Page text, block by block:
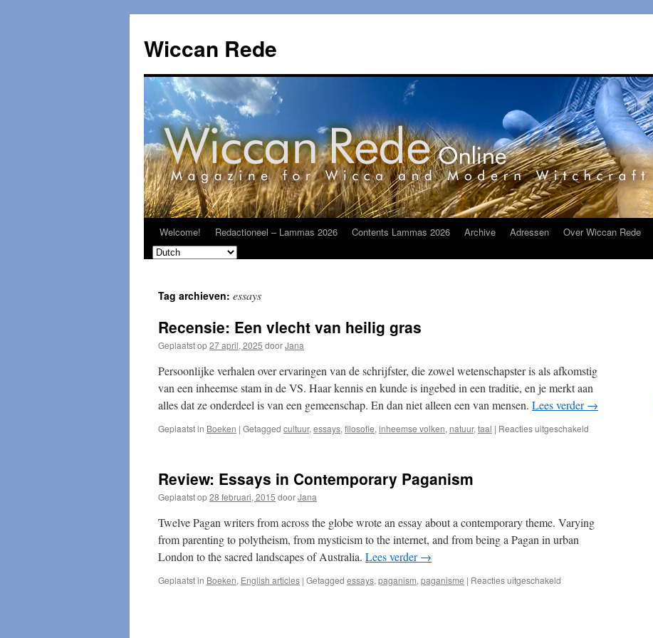
de
inhoud
Wiccan Rede
Welcome! Redactioneel – Lammas 2026 Contents Lammas 2026 Archive Adressen Over Wiccan Rede
Tag archieven: essays
Recensie: Een vlecht van heilig gras
Geplaatst op27 april, 2025 doorJana
Persoonlijke verhalen over ervaringen van de schrijfster, die zowel wetenschapster is als afkomstig
van een inheemse stam in de VS. Haar kennis en kunde is ingebed in een traditie, en je merkt aan
alles dat ze onderdeel is van een gemeenschap. En dan niet alleen een van mensen. Lees verder→
Geplaatst in Boeken | Getagged cultuur, essays, filosofie, inheemse volken, natuur, taal | Reacties uitgeschakeld
Review: Essays in Contemporary Paganism
Geplaatst op28 februari, 2015 doorJana
Twelve Pagan writers from across the globe wrote an essay about a contemporary theme. Varying
from parenting to polytheism, from mysticism to the internet, and from being a Pagan in urban
London to the sacred landscapes of Australia. Lees verder→
Geplaatst in Boeken, English articles | Getagged essays, paganism, paganisme | Reacties uitgeschakeld